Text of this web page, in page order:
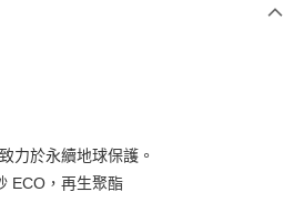
華泰商業銀行
遠東國際商業銀行
力於永續地球保護。
ECO，再生聚酯